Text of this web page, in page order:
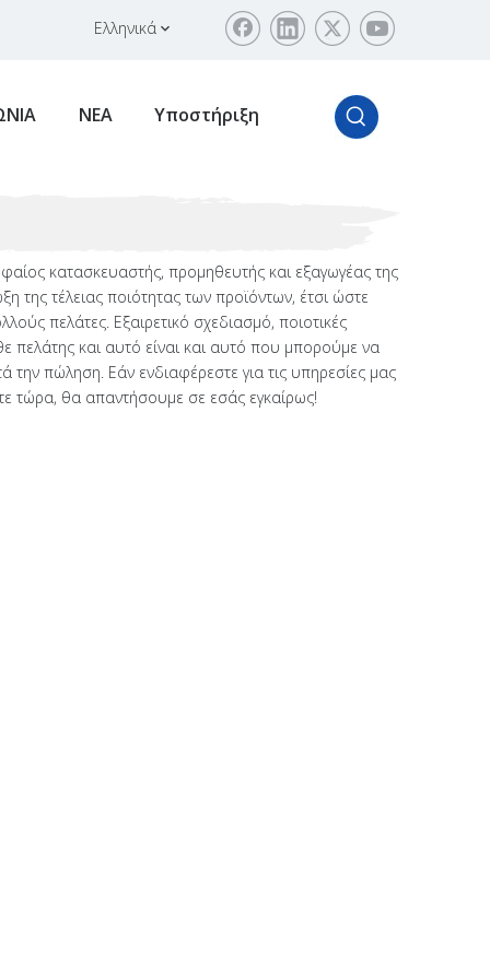
Ελληνικά
ΝΕΑ Υποστήριξη
κατασκευαστής, προμηθευτής και εξαγωγέας της
της τέλειας ποιότητας των προϊόντων, έτσι ώστε
πελάτες. Εξαιρετικό σχεδιασμό, ποιοτικές
πελάτης και αυτό είναι και αυτό που μπορούμε να
την πώληση. Εάν ενδιαφέρεστε για τις υπηρεσίες μας
τώρα, θα απαντήσουμε σε εσάς εγκαίρως!